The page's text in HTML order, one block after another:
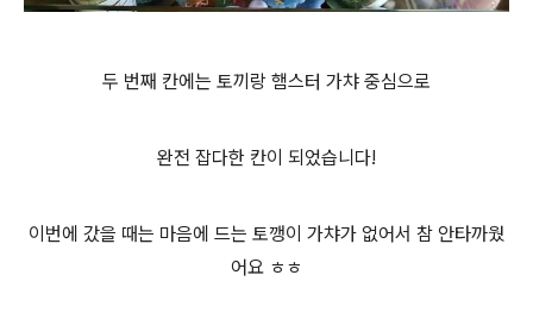
두 번째 칸에는 토끼랑 햄스터 가챠 중심으로
완전 잡다한 칸이 되었습니다!
이번에 갔을 때는 마음에 드는 토깽이 가챠가 없어서 참 안타까웠
어요 ㅎㅎ